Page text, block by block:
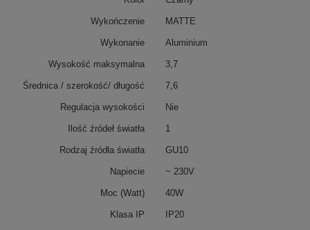
Wykończenie MATTE
Wykonanie Aluminium
Wysokość maksymalna 3,7
Średnica / szerokość/ długość 7,6
Regulacja wysokości Nie
Ilość źródeł światła 1
Rodzaj źródła światła GU10
Napiecie ~ 230V
Moc (Watt) 40W
Klasa IP IP20